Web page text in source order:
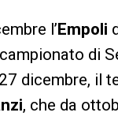
l’ Empoli
di
dicembre, il
, che da